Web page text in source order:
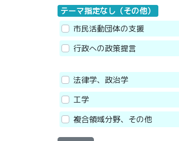
テーマ指定なし（その他）
市民活動団体の支援
行政への政策提言
法律学、政治学
工学
複合領域分野、その他